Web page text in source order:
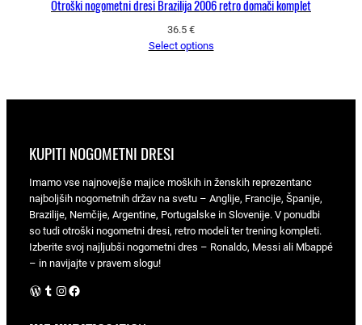
Otroški nogometni dresi Brazilija 2006 retro domači komplet
36.5 €
Select options
KUPITI NOGOMETNI DRESI
Imamo vse najnovejše majice moških in ženskih reprezentanc
najboljših nogometnih držav na svetu – Anglije, Francije, Španije,
Brazilije, Nemčije, Argentine, Portugalske in Slovenije. V ponudbi
so tudi otroški nogometni dresi, retro modeli ter trening kompleti.
Izberite svoj najljubši nogometni dres – Ronaldo, Messi ali Mbappé
– in navijajte v pravem slogu!
WordPress Instagram Facebook